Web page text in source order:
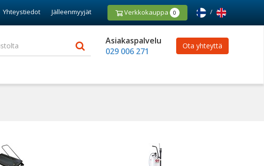
Yhteystiedot Jälleenmyyjät Verkkokauppa 0 /
Asiakaspalvelu
029 006 271
Ota yhteyttä